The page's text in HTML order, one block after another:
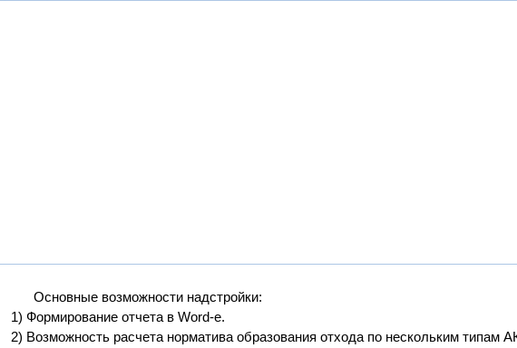
Основные возможности надстройки:
1) Формирование отчета в Word-е.
2) Возможность расчета норматива образования отхода по нескольким типам